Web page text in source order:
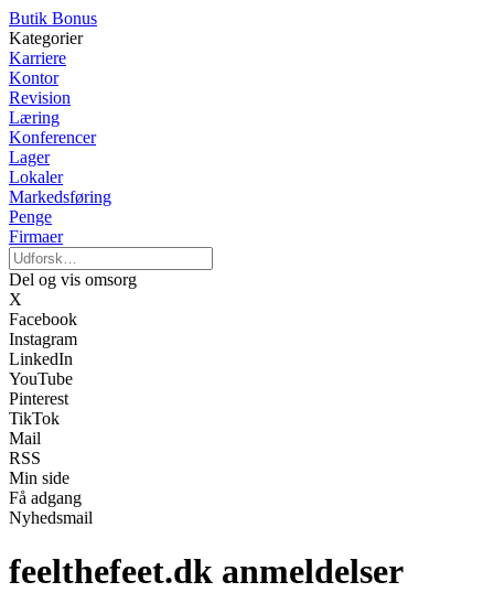
Butik Bonus
Kategorier
Karriere
Kontor
Revision
Læring
Konferencer
Lager
Lokaler
Markedsføring
Penge
Firmaer
Del og vis omsorg
X
Facebook
Instagram
LinkedIn
YouTube
Pinterest
TikTok
Mail
RSS
Min side
Få adgang
Nyhedsmail
feelthefeet.dk anmeldelser